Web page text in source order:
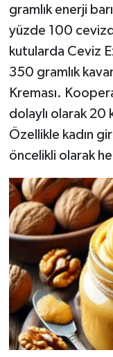
gramlık enerji
yüzde 100
kutularda Ceviz
350 gramlık
Kreması.
dolaylı olarak 20
Özellikle kadın
öncelikli olarak